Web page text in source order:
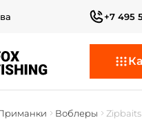
+7 495
Воблеры